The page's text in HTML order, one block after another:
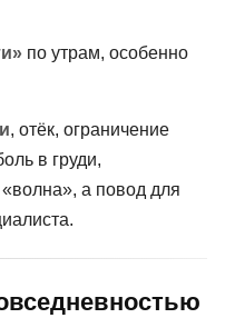
по утрам, особенно
, отёк, ограничение
в груди,
а повод для